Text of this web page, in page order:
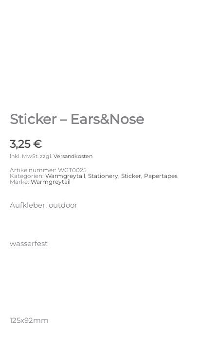
Sticker – Ears&Nose
3,25€
inkl. MwSt. zzgl. Versandkosten
Artikelnummer: WGT0025
Kategorien: Warmgreytail Stationery Sticker, Papertapes
Marke: Warmgreytail
Aufkleber, outdoor
wasserfest
125x92mm